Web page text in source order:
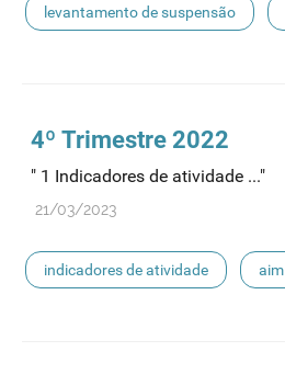
levantamento de suspensão
4º Trimestre 2022
" 1 Indicadores de atividade ..."
21/03/2023
indicadores de atividade aim